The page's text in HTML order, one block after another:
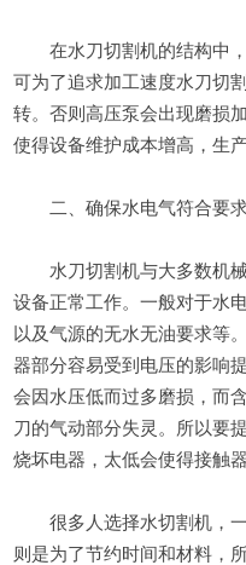
在水刀切割机的结构中，
可为了追求加工速度水刀切
转。否则高压泵会出现磨损
使得设备维护成本增高，生
二、确保水电气符合要
水刀切割机与大多数机械
设备正常工作。一般对于水
以及气源的无水无油要求等
器部分容易受到电压的影响
会因水压低而过多磨损，而
刀的气动部分失灵。所以要
烧坏电器，太低会使得接触
很多人选择水切割机，一
则是为了节约时间和材料，